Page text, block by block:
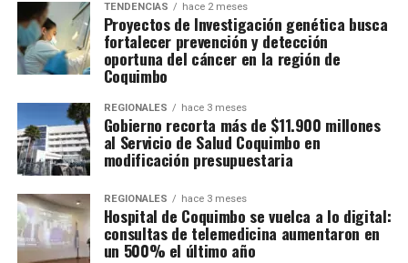
TENDENCIAS hace 2 meses
Proyectos de Investigación genética busca
fortalecer prevención y detección
oportuna del cáncer en la región de
Coquimbo
REGIONALES hace 3 meses
Gobierno recorta más de $11.900 millones
al Servicio de Salud Coquimbo en
modificación presupuestaria
REGIONALES hace 3 meses
Hospital de Coquimbo se vuelca a lo digital:
consultas de telemedicina aumentaron en
un 500% el último año